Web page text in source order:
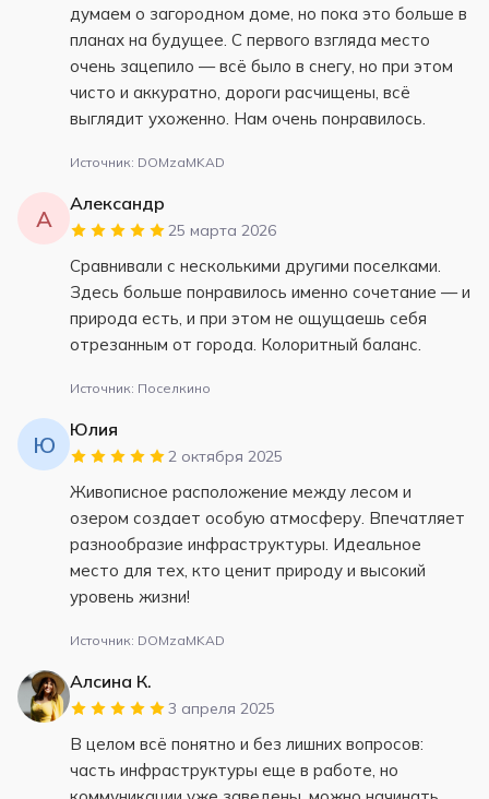
думаем о загородном доме, но пока это больше в
планах на будущее. С первого взгляда место
очень зацепило — всё было в снегу, но при этом
чисто и аккуратно, дороги расчищены, всё
выглядит ухоженно. Нам очень понравилось.
Источник: DOMzaMKAD
А
Александр
25 марта 2026
Сравнивали с несколькими другими поселками.
Здесь больше понравилось именно сочетание — и
природа есть, и при этом не ощущаешь себя
отрезанным от города. Колоритный баланс.
Источник: Поселкино
Ю
Юлия
2 октября 2025
Живописное расположение между лесом и
озером создает особую атмосферу. Впечатляет
разнообразие инфраструктуры. Идеальное
место для тех, кто ценит природу и высокий
уровень жизни!
Источник: DOMzaMKAD
Алсина К.
3 апреля 2025
В целом всё понятно и без лишних вопросов:
часть инфраструктуры еще в работе, но